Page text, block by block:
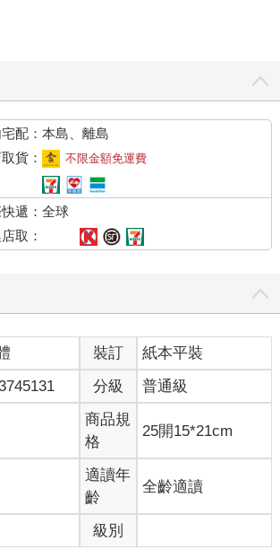
配：本島、離島
貨：
不限金額免運費
遞：全球
取：
裝訂
紙本平裝
分級 普通級
商品規
格
25開15*21cm
適讀年
齡
全齡適讀
級別